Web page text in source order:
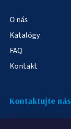
O nás
Katalógy
FAQ
Kontakt
Kontaktujte nás